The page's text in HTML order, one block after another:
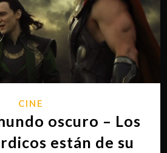
CINE
oscuro – Los
están de su